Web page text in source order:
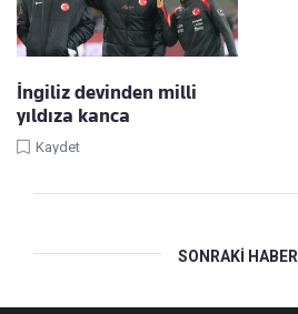
İngiliz devinden milli
yıldıza kanca
Kaydet
SONRAKİ HABER